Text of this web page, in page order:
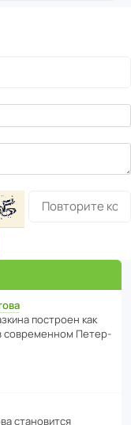
пост­роен как
совре­менном Пете­р­
стано­вится